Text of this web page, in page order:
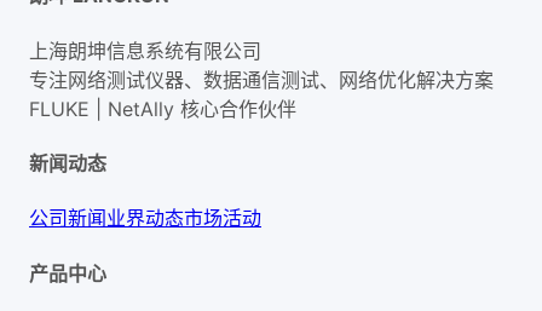
上海朗坤信息系统有限公司
专注网络测试仪器、数据通信测试、网络优化解决方案
FLUKE | NetAlly 核心合作伙伴
新闻动态
公司新闻业界动态市场活动
产品中心